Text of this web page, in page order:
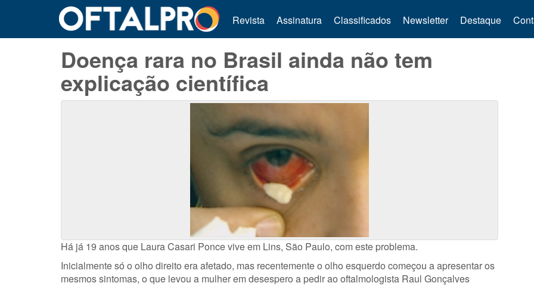
Revista Assinatura Classificados Newsletter Destaque
Doença rara no Brasil ainda não tem
explicação científica
Há já 19 anos que Laura Casari Ponce vive em Lins, São Paulo, com este problema.
Inicialmente só o olho direito era afetado, mas recentemente o olho esquerdo começou a apresentar os
mesmos sintomas, o que levou a mulher em desespero a pedir ao oftalmologista Raul Gonçalves